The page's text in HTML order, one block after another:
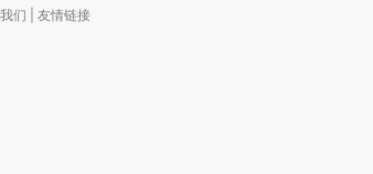
们 友情链接